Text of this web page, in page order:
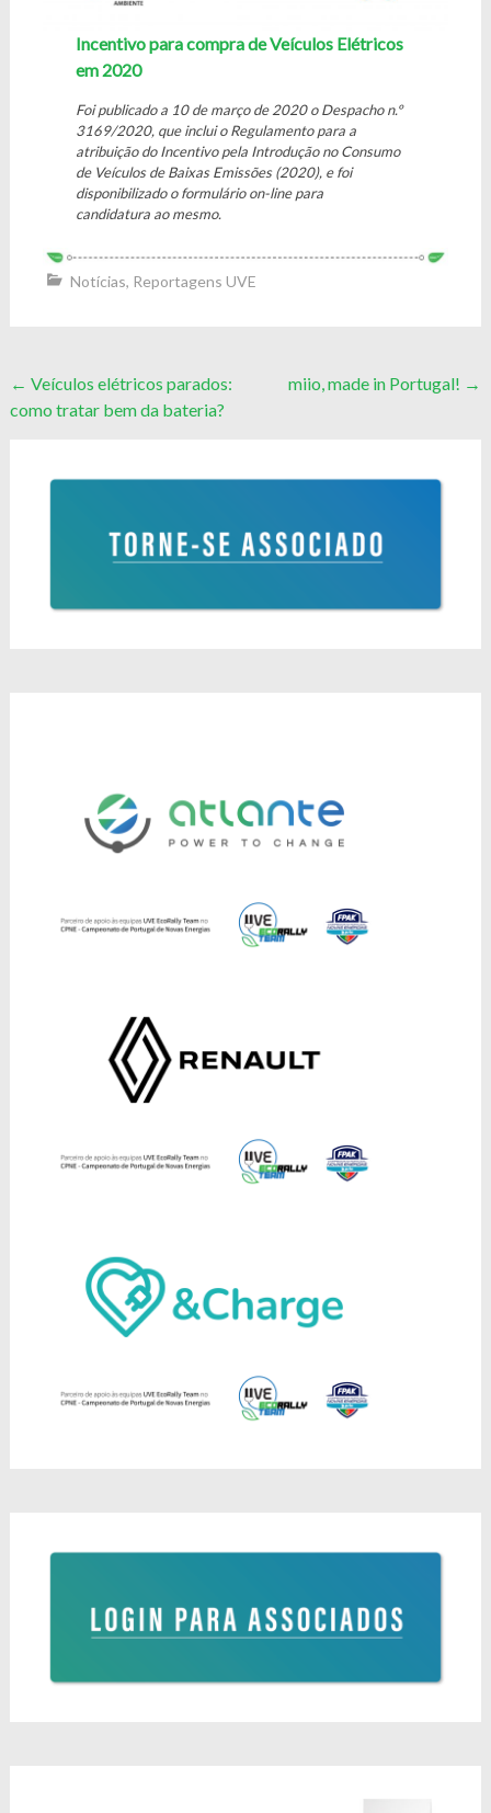
Incentivo para compra de Veículos Elétricos
em 2020
Foi publicado a 10 de março de 2020 o Despacho n.º
3169/2020, que inclui o Regulamento para a
atribuição do Incentivo pela Introdução no Consumo
de Veículos de Baixas Emissões (2020), e foi
disponibilizado o formulário on-line para
candidatura ao mesmo.
Notícias, Reportagens UVE
Post
navigation
← Veículos elétricos parados:
como tratar bem da bateria?
miio, made in Portugal! →